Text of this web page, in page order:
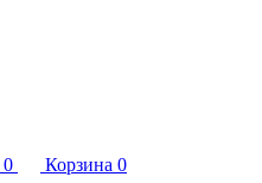
0 Корзина 0